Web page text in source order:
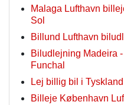
Malaga Lufthavn
Sol
Billund Lufthavn
Biludlejning Madeira
Funchal
Lej billig bil i
Billeje København